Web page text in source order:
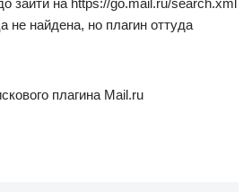
зайти на https://go.mail.ru/search.xml
не найдена, но плагин оттуда
плагина Mail.ru